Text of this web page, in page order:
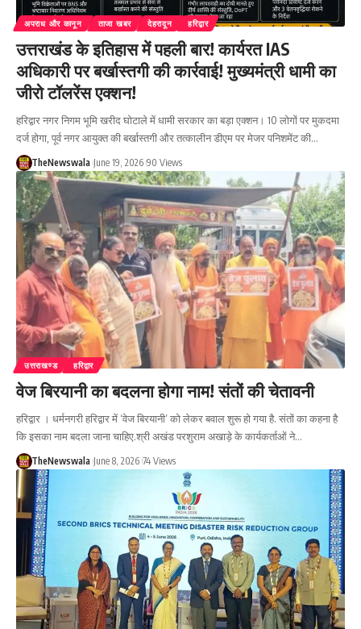
अपराध और कानून ताजा खबर देहरादून हरिद्वार
उत्तराखंड के इतिहास में पहली बार! कार्यरत IAS
अधिकारी पर बर्खास्तगी की कार्रवाई! मुख्यमंत्री धामी का
जीरो टॉलरेंस एक्शन!
हरिद्वार नगर निगम भूमि खरीद घोटाले में धामी सरकार का बड़ा एक्शन। 10 लोगों पर मुकदमा
दर्ज होगा, पूर्व नगर आयुक्त की बर्खास्तगी और तत्कालीन डीएम पर मेजर पनिशमेंट की…
TheNewswala June 19, 2026 90 Views
उत्तराखण्ड हरिद्वार
वेज बिरयानी का बदलना होगा नाम! संतों की चेतावनी
हरिद्वार । धर्मनगरी हरिद्वार में ‘वेज बिरयानी’ को लेकर बवाल शुरू हो गया है. संतों का कहना है
कि इसका नाम बदला जाना चाहिए.श्री अखंड परशुराम अखाड़े के कार्यकर्ताओं ने…
TheNewswala June 8, 2026 74 Views